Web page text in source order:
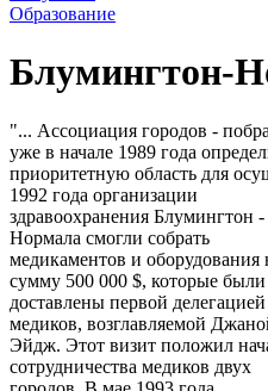
Образование
Блумингтон-
"... Ассоциация городов -
уже в начале 1989 года
приоритетную область для
1992 года организации
здравоохранения Блумингтон -
Нормала смогли собрать
медикаментов и оборудования
сумму 500 000 $, которые были
доставлены первой делегацией
медиков, возглавляемой
Эйдж. Этот визит положил
сотрудничества медиков двух